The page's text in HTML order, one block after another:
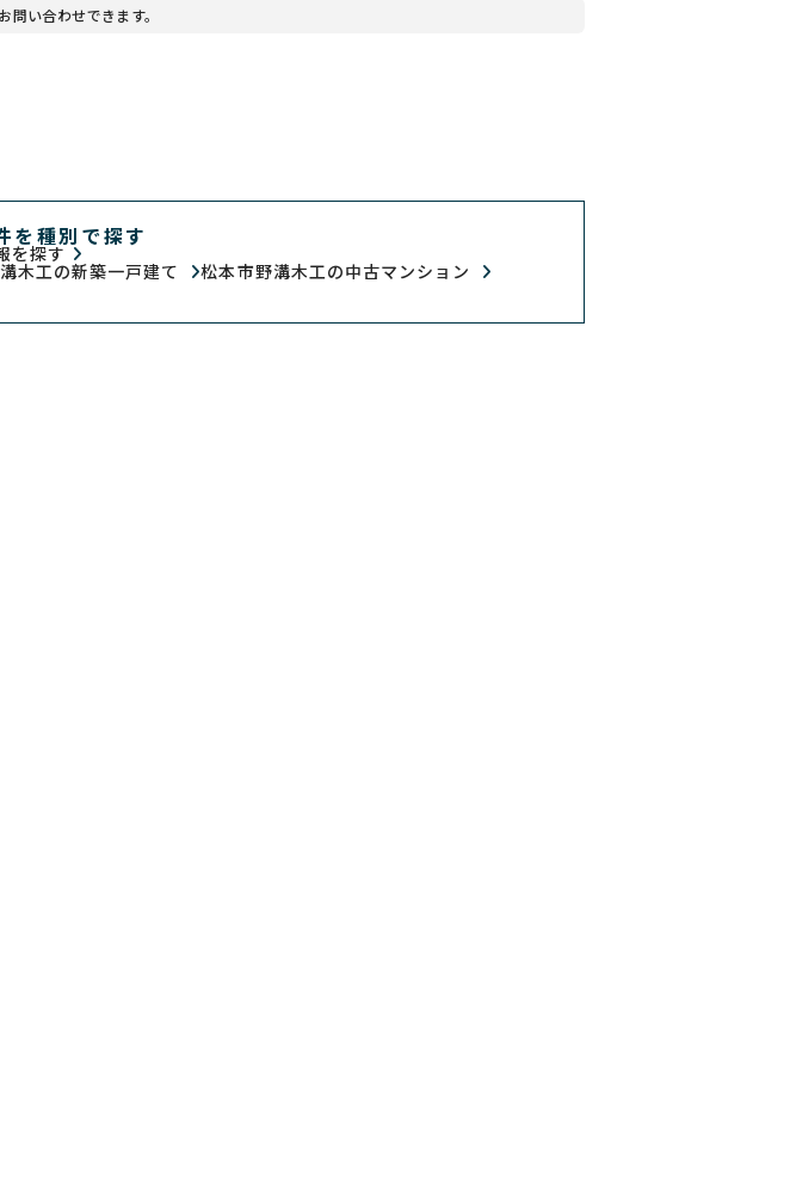
い合わせできます。
を種別で探す
を探す
木工の新築一戸建て 松本市野溝木工の中古マンション